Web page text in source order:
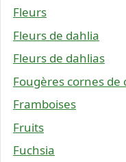
Fleurs
Fleurs de dahlia
Fleurs de dahlias
Fougères cornes de
Framboises
Fruits
Fuchsia